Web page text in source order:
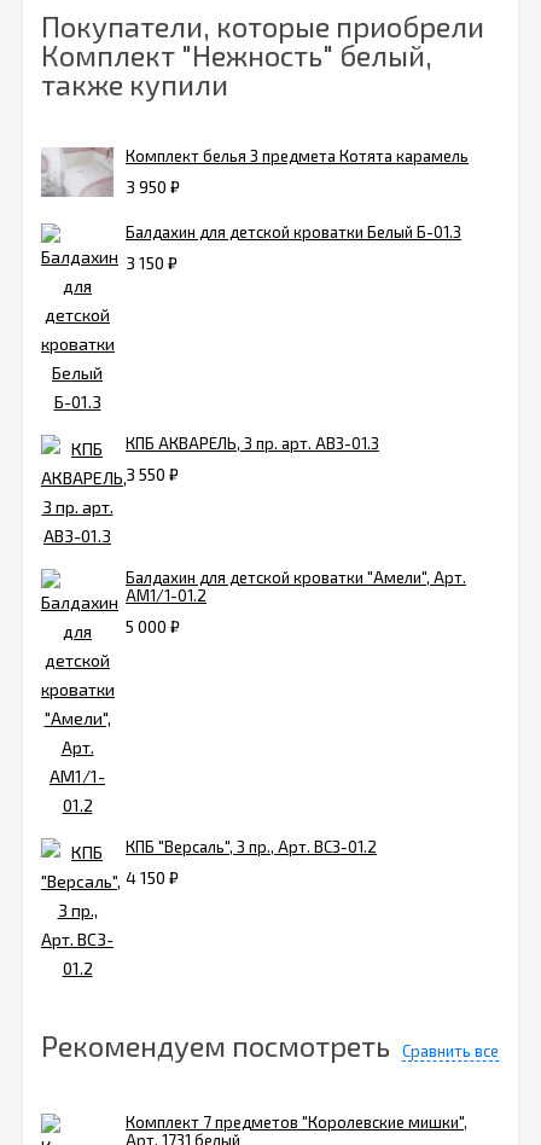
Покупатели, которые приобрели
Комплект "Нежность" белый,
также купили
Комплект белья 3 предмета Котята карамель
3 950 ₽
Балдахин для детской кроватки Белый Б-01.3
3 150 ₽
КПБ АКВАРЕЛЬ, 3 пр. арт. АВ3-01.3
3 550 ₽
Балдахин для детской кроватки "Амели", Арт.
АМ1/1-01.2
5 000 ₽
КПБ "Версаль", 3 пр., Арт. ВС3-01.2
4 150 ₽
Рекомендуем посмотреть Сравнить все
Комплект 7 предметов "Королевские мишки",
Арт. 1731 белый